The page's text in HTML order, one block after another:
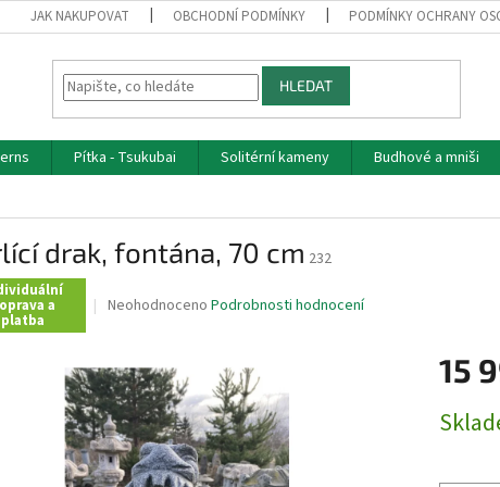
JAK NAKUPOVAT OBCHODNÍ PODMÍNKY PODMÍNKY OCHRANY
HLEDAT
Pítka - Tsukubai Solitérní kameny Budhové a mniši
drak, fontána, 70 cm 232
a
platba
Průměrné
je
0,0
z
5
hvězdiček.
Neohodnoceno Podrobnosti hodnocení
15
cena: